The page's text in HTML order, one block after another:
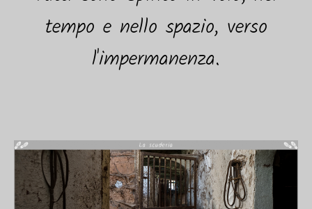
tempo e nello spazio, verso
l'impermanenza.